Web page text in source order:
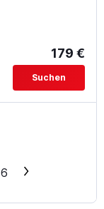
179 €
Suchen
6